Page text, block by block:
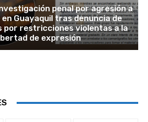
penal por agresión a
Guayaquil tras denuncia de
por restricciones violentas a la
de expresión